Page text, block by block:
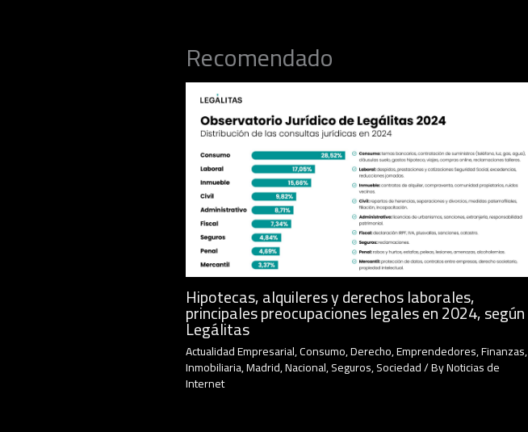
Recomendado
Hipotecas, alquileres y derechos laborales,
principales preocupaciones legales en 2024, según
Legálitas
Actualidad Empresarial,Consumo,Derecho,Emprendedores,Finanzas,
Inmobiliaria,Madrid,Nacional,Seguros,Sociedad/ ByNoticias de
Internet